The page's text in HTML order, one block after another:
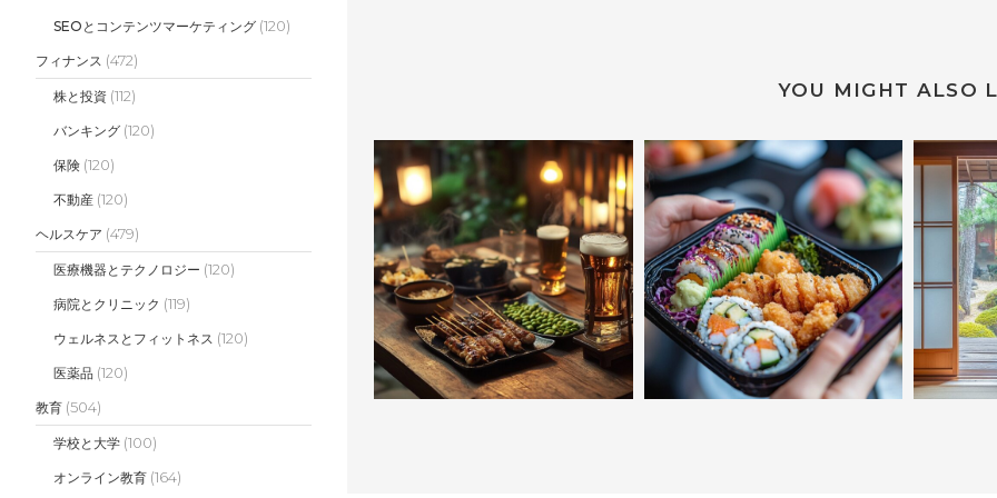
SEOとコンテンツマーケティング (120)
フィナンス (472)
株と投資 (112)
バンキング (120)
保険 (120)
不動産 (120)
ヘルスケア (479)
医療機器とテクノロジー (120)
病院とクリニック (119)
ウェルネスとフィットネス (120)
医薬品 (120)
教育 (504)
学校と大学 (100)
オンライン教育 (164)
YOU MIGHT ALSO